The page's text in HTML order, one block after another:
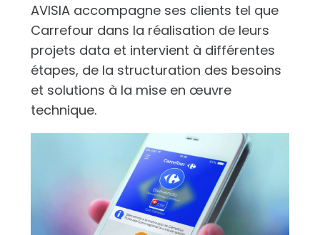
AVISIA accompagne ses clients tel que
Carrefour dans la réalisation de leurs
projets data et intervient à différentes
étapes, de la structuration des besoins
et solutions à la mise en œuvre
technique.